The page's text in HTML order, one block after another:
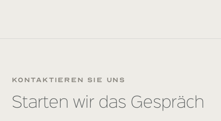
kontaktieren sie uns
Starten wir das Gespräch